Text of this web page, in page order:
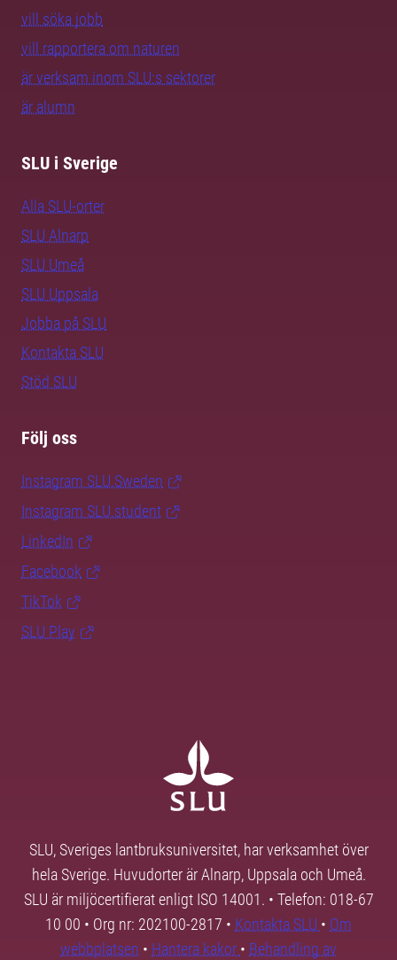
vill söka jobb
vill rapportera om naturen
är verksam inom SLU:s sektorer
är alumn
SLU i Sverige
Alla SLU-orter
SLU Alnarp
SLU Umeå
SLU Uppsala
Jobba på SLU
Kontakta SLU
Stöd SLU
Följ oss
Instagram SLU.Sweden
Instagram SLU.student
LinkedIn
Facebook
TikTok
SLU Play
SLU, Sveriges lantbruksuniversitet, har verksamhet över
hela Sverige. Huvudorter är Alnarp, Uppsala och Umeå.
SLU är miljöcertifierat enligt ISO 14001. • Telefon: 018-67
10 00 • Org nr: 202100-2817 • Kontakta SLU • Om
webbplatsen • Hantera kakor • Behandling av